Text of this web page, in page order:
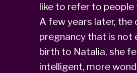
like to refer to people
A few years later, the
pregnancy that is not
birth to Natalia, she
intelligent, more